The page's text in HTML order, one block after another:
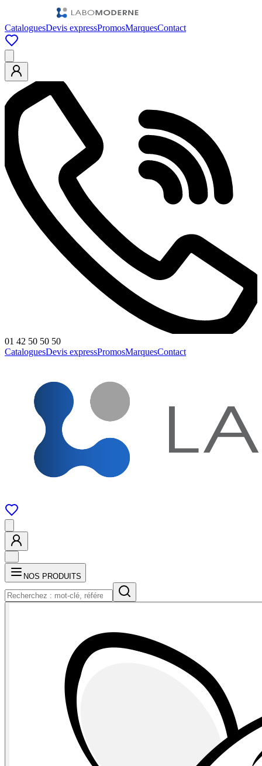
CataloguesDevis expressPromosMarquesContact
01 42 50 50 50
CataloguesDevis expressPromosMarquesContact
NOS PRODUITS